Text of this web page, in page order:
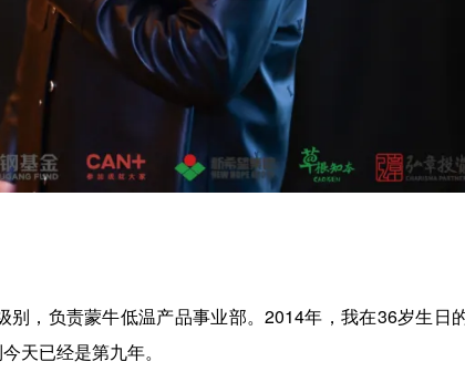
，负责蒙牛低温产品事业部。2014年，我在36岁生日
天已经是第九年。